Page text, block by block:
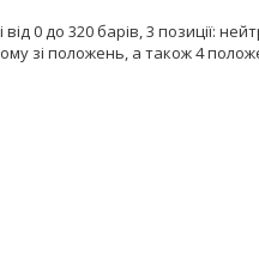
0 до 320 барів, 3 позиції:
зі положень, а також 4